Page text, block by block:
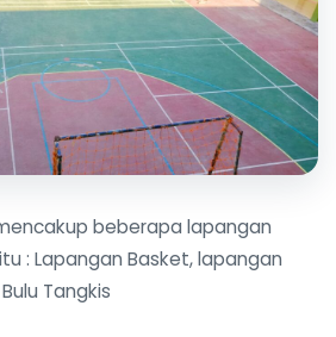
beberapa lapangan
: Lapangan Basket, lapangan
Tangkis